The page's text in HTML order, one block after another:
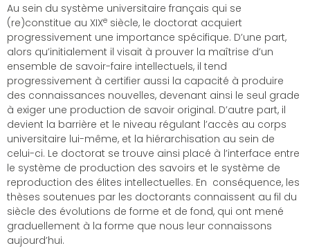
Au sein du système universitaire français qui se
(re)constitue au XIXe siècle, le doctorat acquiert
progressivement une importance spécifique. D’une part,
alors qu’initialement il visait à prouver la maîtrise d’un
ensemble de savoir-faire intellectuels, il tend
progressivement à certifier aussi la capacité à produire
des connaissances nouvelles, devenant ainsi le seul grade
à exiger une production de savoir original. D’autre part, il
devient la barrière et le niveau régulant l’accès au corps
universitaire lui-même, et la hiérarchisation au sein de
celui-ci. Le doctorat se trouve ainsi placé à l’interface entre
le système de production des savoirs et le système de
reproduction des élites intellectuelles. En conséquence, les
thèses soutenues par les doctorants connaissent au fil du
siècle des évolutions de forme et de fond, qui ont mené
graduellement à la forme que nous leur connaissons
aujourd’hui.